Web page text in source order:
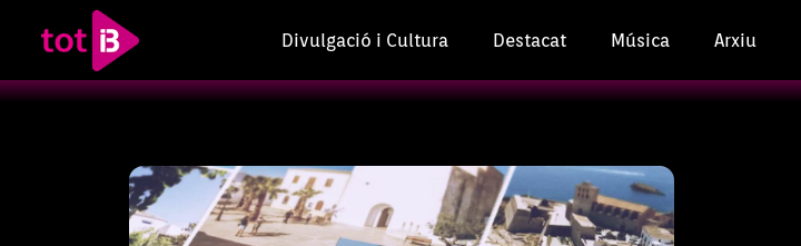
Divulgació i Cultura Destacat Música Arxiu
Programa que acosta els espectadors a les realitats